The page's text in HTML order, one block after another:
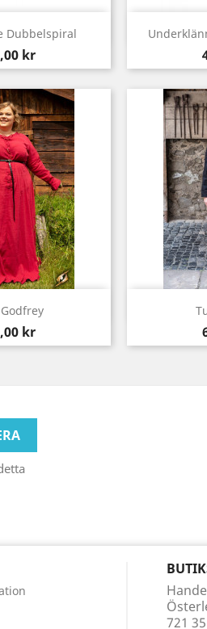
Dubbelspiral
kr
kr
721